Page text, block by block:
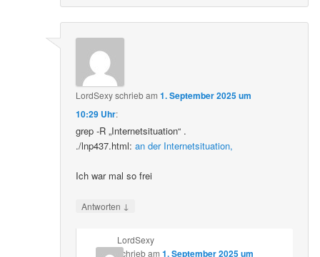
LordSexyschriebam1. September 2025 um
10:29 Uhr:
grep -R „Internetsituation“ .
./lnp437.html:an der Internetsituation,
Ich war mal so frei
Antworten ↓
LordSexy
schriebam 1. September 2025 um